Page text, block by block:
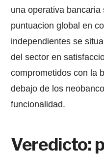
una operativa
puntuacion global en
independientes se
del sector en
comprometidos con la
debajo de los
funcionalidad.
Veredicto: